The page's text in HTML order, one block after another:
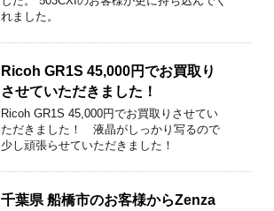
れました。
Ricoh GR1S 45,000円でお買取り
させていただきました！
Ricoh GR1S 45,000円でお買取りさせてい
ただきました！ 液晶がしっかり写るので
少し頑張らせていただきました！
千葉県 船橋市のお客様からZenza